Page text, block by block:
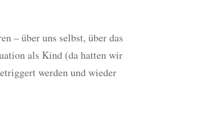
– über uns selbst, über das
als Kind (da hatten wir
werden und wieder